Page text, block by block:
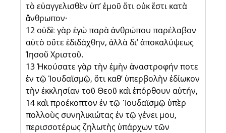
τὸ εὐαγγελισθὲν ὑπ’ ἐμοῦ ὅτι οὐκ ἔστι κατὰ
ἄνθρωπον·
12 οὐδὲ γὰρ ἐγὼ παρὰ ἀνθρώπου παρέλαβον
αὐτὸ οὔτε ἐδιδάχθην, ἀλλὰ δι’ ἀποκαλύψεως
Ἰησοῦ Χριστοῦ.
13 Ἠκούσατε γὰρ τὴν ἐμὴν ἀναστροφήν ποτε
ἐν τῷ Ἰουδαϊσμῷ, ὅτι καθ’ ὑπερβολὴν ἐδίωκον
τὴν ἐκκλησίαν τοῦ Θεοῦ καὶ ἐπόρθουν αὐτήν,
14 καὶ προέκοπτον ἐν τῷ ᾿Ιουδαϊσμῷ ὑπὲρ
πολλοὺς συνηλικιώτας ἐν τῷ γένει μου,
περισσοτέρως ζηλωτὴς ὑπάρχων τῶν